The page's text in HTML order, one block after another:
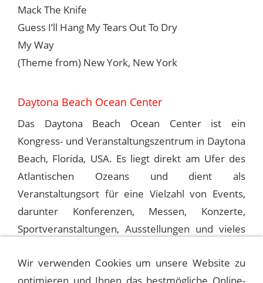
Mack The Knife
Guess I’ll Hang My Tears Out To Dry
My Way
(Theme from) New York, New York
Daytona Beach Ocean Center
Das Daytona Beach Ocean Center ist ein
Kongress- und Veranstaltungszentrum in Daytona
Beach, Florida, USA. Es liegt direkt am Ufer des
Atlantischen Ozeans und dient als
Veranstaltungsort für eine Vielzahl von Events,
darunter Konferenzen, Messen, Konzerte,
Sportveranstaltungen, Ausstellungen und vieles
Wir verwenden Cookies um unsere Website zu